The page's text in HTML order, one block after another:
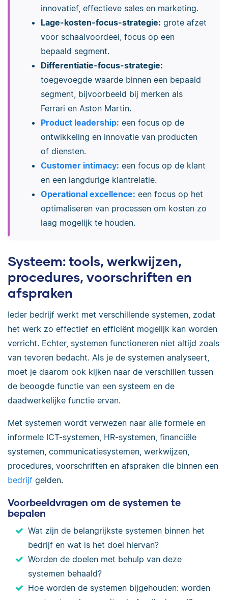
innovatief, effectieve sales en marketing.
Lage-kosten-focus-strategie: grote afzet
voor schaalvoordeel, focus op een
bepaald segment.
Differentiatie-focus-strategie:
toegevoegde waarde binnen een bepaald
segment, bijvoorbeeld bij merken als
Ferrari en Aston Martin.
Product leadership: een focus op de
ontwikkeling en innovatie van producten
of diensten.
Customer intimacy: een focus op de klant
en een langdurige klantrelatie.
Operational excellence: een focus op het
optimaliseren van processen om kosten zo
laag mogelijk te houden.
Systeem: tools, werkwijzen,
procedures, voorschriften en
afspraken
Ieder bedrijf werkt met verschillende systemen, zodat
het werk zo effectief en efficiënt mogelijk kan worden
verricht. Echter, systemen functioneren niet altijd zoals
van tevoren bedacht. Als je de systemen analyseert,
moet je daarom ook kijken naar de verschillen tussen
de beoogde functie van een systeem en de
daadwerkelijke functie ervan.
Met systemen wordt verwezen naar alle formele en
informele ICT-systemen, HR-systemen, financiële
systemen, communicatiesystemen, werkwijzen,
procedures, voorschriften en afspraken die binnen een
bedrijf gelden.
Voorbeeldvragen om de systemen te
bepalen
Wat zijn de belangrijkste systemen binnen het
bedrijf en wat is het doel hiervan?
Worden de doelen met behulp van deze
systemen behaald?
Hoe worden de systemen bijgehouden: worden